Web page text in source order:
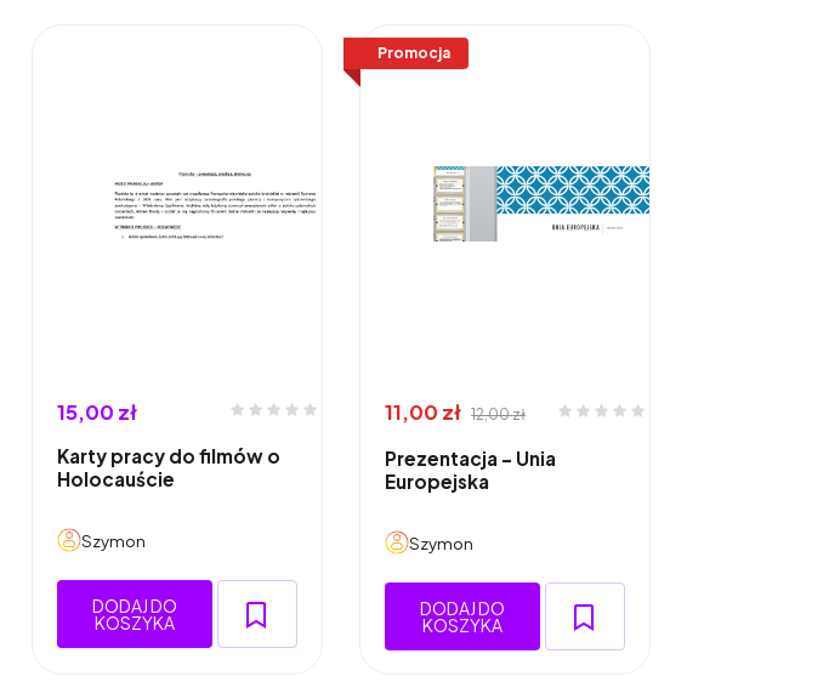
15,00 zł
Karty pracy do filmów o
Holocauście
Szymon
DODAJ DO
KOSZYKA
Promocja
11,00 zł 12,00 zł
Prezentacja - Unia
Europejska
Szymon
DODAJ DO
KOSZYKA